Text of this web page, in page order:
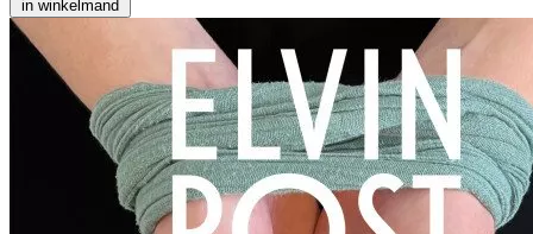
in winkelmand